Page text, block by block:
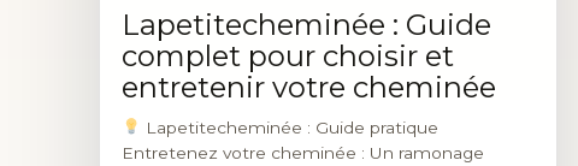
Lapetitecheminée : Guide
complet pour choisir et
entretenir votre cheminée
Lapetitecheminée : Guide pratique
Entretenez votre cheminée : Un ramonage